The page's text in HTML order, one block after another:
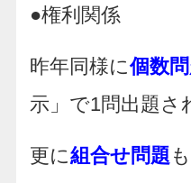
●権利関係
昨年同様に個数
示」で1問出題さ
更に組合せ問題